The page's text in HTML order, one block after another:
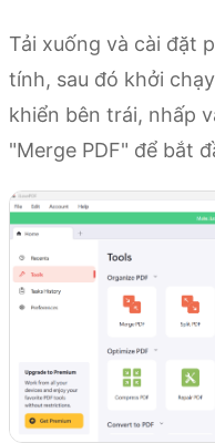
Tải xuống và cài đặt
tính, sau đó khởi
khiển bên trái, nhấp
"Merge PDF" để bắt